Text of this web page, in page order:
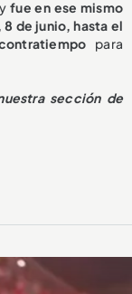
yfue en ese mismo
de junio, hasta el
para
sección de